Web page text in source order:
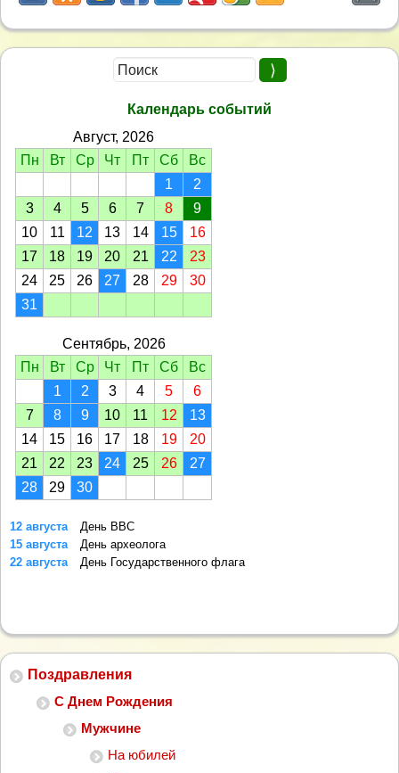
Поздравления
С Днем Рождения
Мужчине
На юбилей
Календарь событий
Август, 2026
Пн
Вт Ср Чт Пт Сб
Вс
1
2
3
4 5 6 7 8
9
10
11 12 13 14 15
16
17
18 19 20 21 22
23
24
25 26 27 28 29
30
31
Сентябрь, 2026
Пн
Вт Ср Чт Пт Сб
Вс
1
2 3 4 5
6
7
8 9 10 11 12
13
14
15 16 17 18 19
20
21
22 23 24 25 26
27
28
29 30
12 августа
День ВВС
15 августа
День археолога
22 августа
День Государственного флага